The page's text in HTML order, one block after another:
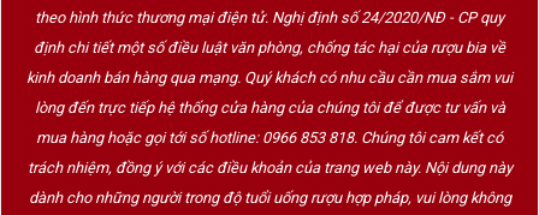
theo hình thức thương mại điện tử. Nghị định số 24/2020/NĐ - CP quy
định chi tiết một số điều luật văn phòng, chống tác hại của rượu bia về
kinh doanh bán hàng qua mạng. Quý khách có nhu cầu cần mua sắm vui
lòng đến trực tiếp hệ thống cửa hàng của chúng tôi để được tư vấn và
mua hàng hoặc gọi tới số hotline: 0966 853 818. Chúng tôi cam kết có
trách nhiệm, đồng ý với các điều khoản của trang web này. Nội dung này
dành cho những người trong độ tuổi uống rượu hợp pháp, vui lòng không